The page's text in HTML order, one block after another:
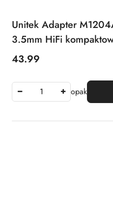
Unitek Adapter
3.5mm HiFi
Price:
43.99
opak